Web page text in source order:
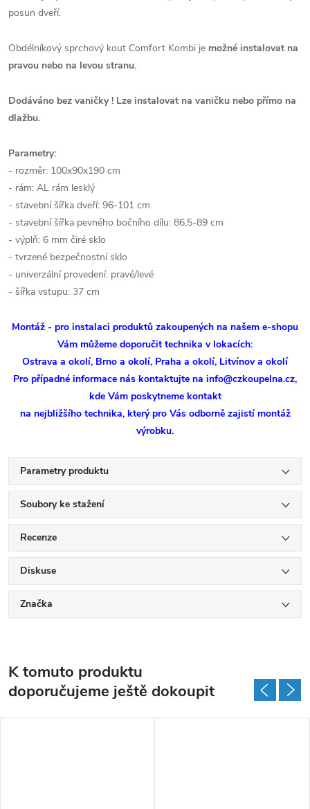
posun dveří.
Obdélníkový sprchový kout Comfort Kombi je možné instalovat na
pravou nebo na levou stranu.
Dodáváno bez vaničky ! Lze instalovat na vaničku nebo přímo na
dlažbu.
Parametry:
- rozměr: 100x90x190 cm
- rám: AL rám lesklý
- stavební šířka dveří: 96-101 cm
- stavební šířka pevného bočního dílu: 86,5-89 cm
- výplň: 6 mm čiré sklo
- tvrzené bezpečnostní sklo
- univerzální provedení: pravé/levé
- šířka vstupu: 37 cm
Montáž - pro instalaci produktů zakoupených na našem e-shopu
Vám můžeme doporučit technika v lokacích:
Ostrava a okolí, Brno a okolí, Praha a okolí, Litvínov a okolí
Pro případné informace nás kontaktujte na info@czkoupelna.cz,
kde Vám poskytneme kontakt
na nejbližšího technika, který pro Vás odborně zajistí montáž
výrobku.
Parametry produktu
Soubory ke stažení
Recenze
Diskuse
Značka
K tomuto produktu
doporučujeme ještě dokoupit